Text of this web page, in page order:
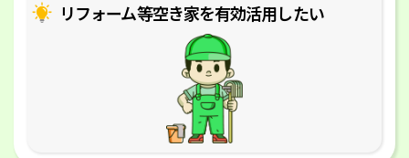
リフォーム等空き家を有効活用したい